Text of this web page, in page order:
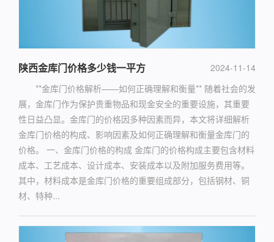
2024-11-14
陕西金库门价格多少钱一平方
**金库门价格解析——如何正确理解和衡量** 随着社会的发
展，金库门作为保护贵重物品和现金安全的重要设施，其重要
性日益凸显。金库门的价格因多种因素而异，本文将详细解析
金库门价格的构成、影响因素及如何正确理解和衡量金库门的
价格。 一、金库门价格的构成 金库门的价格构成主要包含材料
成本、工艺成本、设计成本、安装成本以及附加服务费用等。
其中，材料成本是金库门价格的重要组成部分，包括钢材、铜
材、特种...